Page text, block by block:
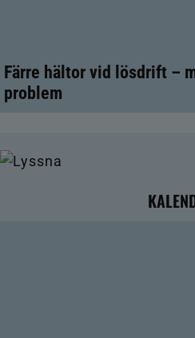
Färre hältor vid lösdrift –
problem